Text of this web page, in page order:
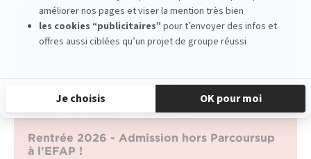
Rentrée 2026 - Admission hors Parcoursup
à l'EFAP !